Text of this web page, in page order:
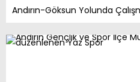
Andırın-Göksun Yolunda